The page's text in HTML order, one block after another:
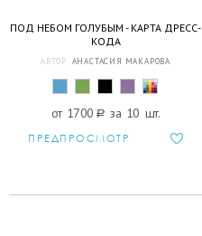
ПОД НЕБОМ ГОЛУБЫМ - КАРТА ДРЕСС-
КОДА
АВТОР: АНАСТАСИЯ МАКАРОВА
от 1700 a за 10 шт.
ПРЕДПРОСМОТР